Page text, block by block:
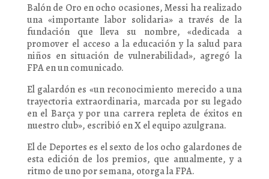
Balón de Oro en ocho ocasiones, Messi ha realizado
una «importante labor solidaria» a través de la
fundación que lleva su nombre, «dedicada a
promover el acceso a la educación y la salud para
niños en situación de vulnerabilidad», agregó la
FPA en un comunicado.
El galardón es «un reconocimiento merecido a una
trayectoria extraordinaria, marcada por su legado
en el Barça y por una carrera repleta de éxitos en
nuestro club», escribió en X el equipo azulgrana.
El de Deportes es el sexto de los ocho galardones de
esta edición de los premios, que anualmente, y a
ritmo de uno por semana, otorga la FPA.